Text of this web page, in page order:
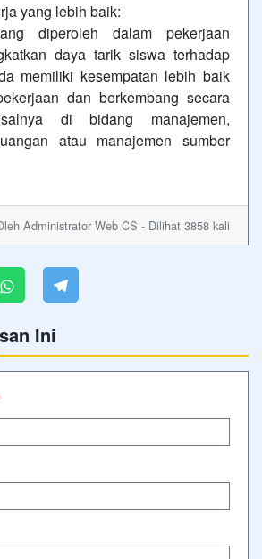
yang lebih baik:
diperoleh dalam pekerjaan
daya tarik siswa terhadap
memiliki kesempatan lebih baik
dan berkembang secara
di bidang manajemen,
atau manajemen sumber
Administrator Web CS - Dilihat 3858 kali
Ini